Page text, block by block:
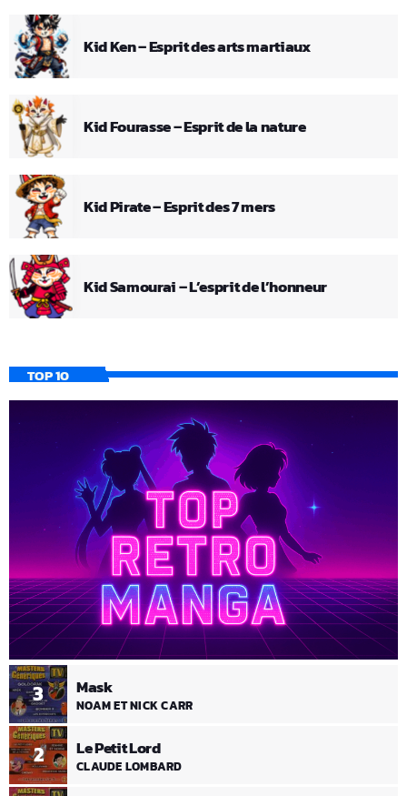
Kid Ken – Esprit des arts martiaux
Kid Fourasse – Esprit de la nature
Kid Pirate – Esprit des 7 mers
Kid Samourai – L’esprit de l’honneur
TOP 10
2 Le Petit Lord
CLAUDE LOMBARD
3 Mask
NOAM ET NICK CARR